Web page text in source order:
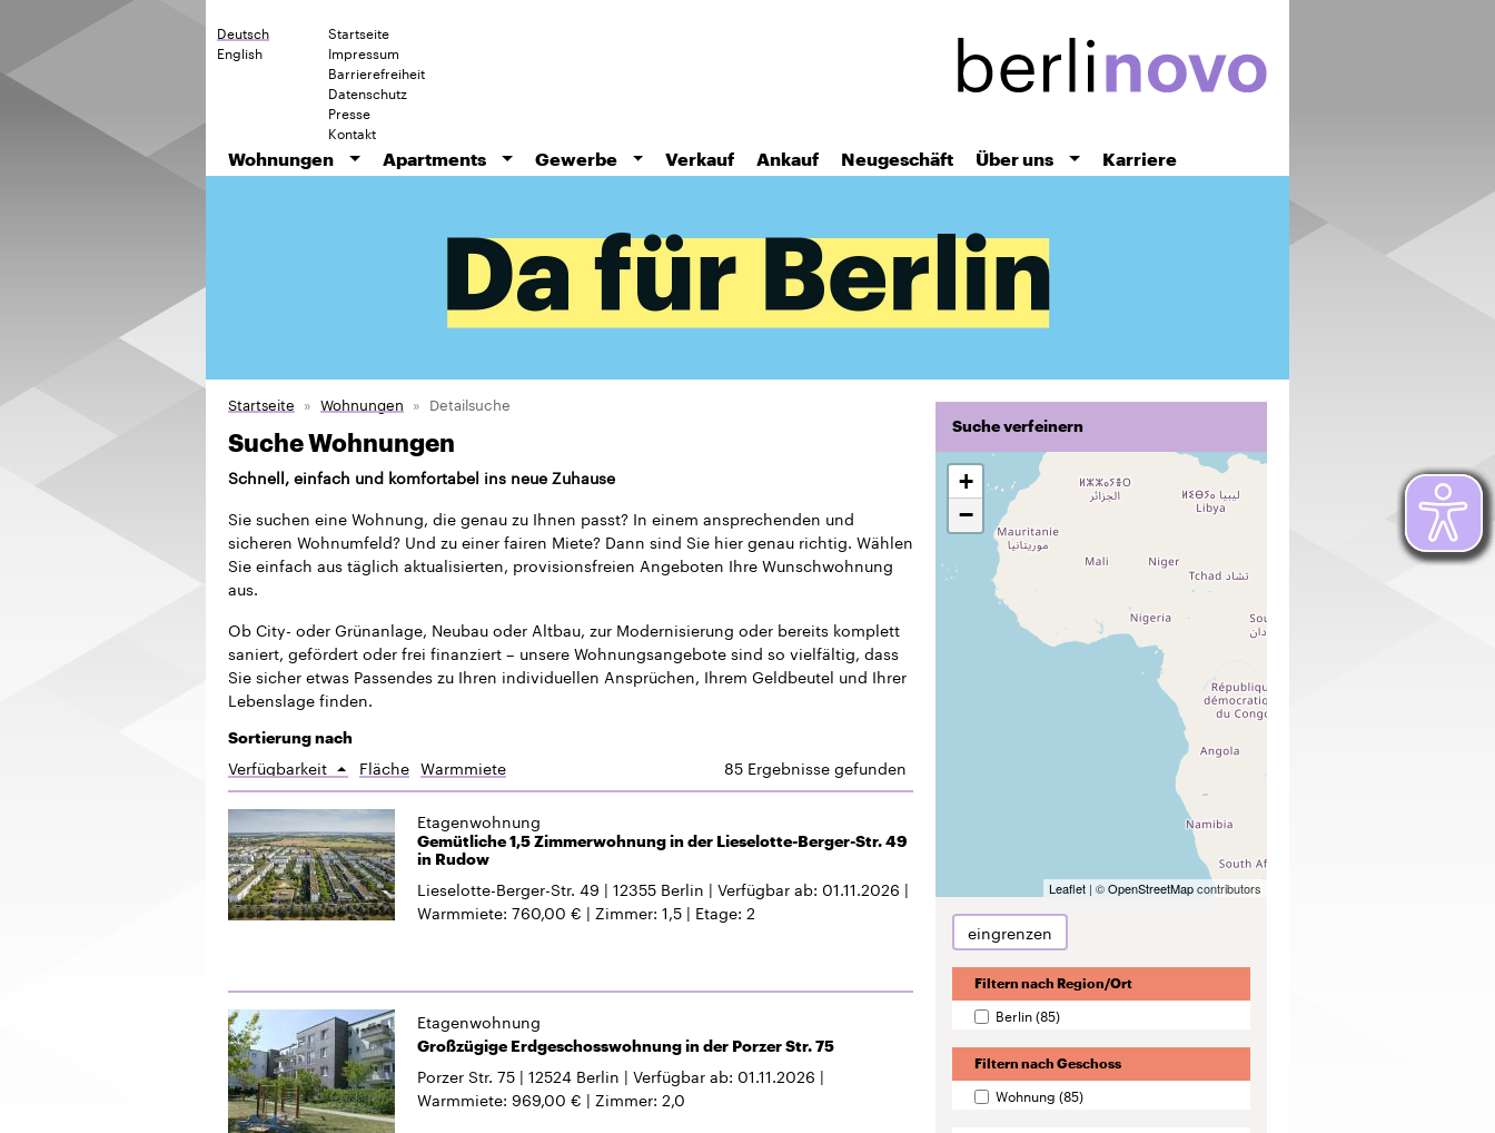
Deutsch
English
Startseite
Impressum
Barrierefreiheit
Datenschutz
Presse
Kontakt
Wohnungen
Apartments Gewerbe Verkauf Ankauf Neugeschäft Über uns Karriere
Suche verfeinern
+
−
Leaflet | ©OpenStreetMapcontributors
eingrenzen
Filtern nach Region/Ort
Berlin(85)
Filtern nach Geschoss
Wohnung (85)
Startseite Wohnungen Detailsuche
Suche Wohnungen
Schnell, einfach und komfortabel ins neue Zuhause
Sie suchen eine Wohnung, die genau zu Ihnen passt? In einem ansprechenden und
sicheren Wohnumfeld? Und zu einer fairen Miete? Dann sind Sie hier genau richtig. Wählen
Sie einfach aus täglich aktualisierten, provisionsfreien Angeboten Ihre Wunschwohnung
aus.
Ob City- oder Grünanlage, Neubau oder Altbau, zur Modernisierung oder bereits komplett
saniert, gefördert oder frei finanziert – unsere Wohnungsangebote sind so vielfältig, dass
Sie sicher etwas Passendes zu Ihren individuellen Ansprüchen, Ihrem Geldbeutel und Ihrer
Lebenslage finden.
Sortierung nach
Verfügbarkeit Aufsteigend
sortieren
Fläche Warmmiete 85 Ergebnisse gefunden
Etagenwohnung
Gemütliche 1,5 Zimmerwohnung in der Lieselotte-Berger-Str. 49
in Rudow
Lieselotte-Berger-Str. 49 12355 Berlin Verfügbar ab 01.11.2026
Warmmiete 760,00 € Zimmer 1,5 Etage 2
Etagenwohnung
Großzügige Erdgeschosswohnung in der Porzer Str. 75
Porzer Str. 75 12524 Berlin Verfügbar ab 01.11.2026
Warmmiete 969,00 € Zimmer 2,0